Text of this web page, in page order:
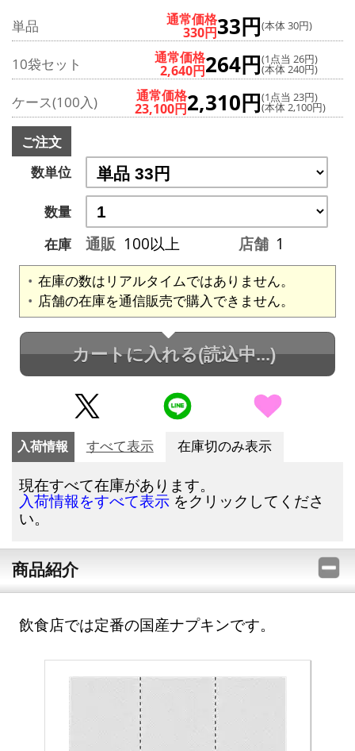
単品 通常価格
330円33円(本体 30円)
10袋セット 通常価格
2,640円264円(1点当 26円)
(本体 240円)
ケース(100入) 通常価格
23,100円2,310円(1点当 23円)
(本体 2,100円)
ご注文
数単位
数量
在庫
通販 100以上 店舗 1
在庫の数はリアルタイムではありません。
店舗の在庫を通信販売で購入できません。
カートに入れる(読込中...)
入荷情報 すべて表示 在庫切のみ表示
現在すべて在庫があります。
入荷情報をすべて表示 をクリックしてくださ
い。
商品紹介
飲食店では定番の国産ナプキンです。